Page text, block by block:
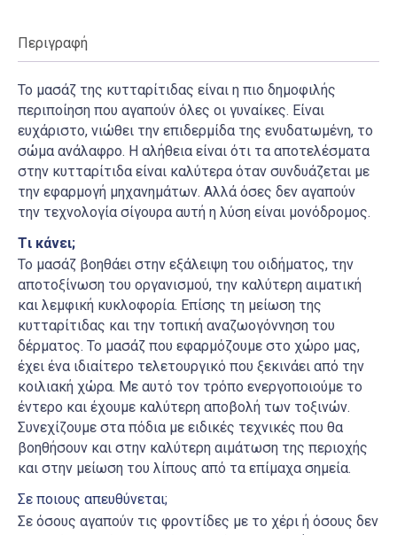
Περιγραφή
Το μασάζ της κυτταρίτιδας είναι η πιο δημοφιλής
περιποίηση που αγαπούν όλες οι γυναίκες. Είναι
ευχάριστο, νιώθει την επιδερμίδα της ενυδατωμένη, το
σώμα ανάλαφρο. Η αλήθεια είναι ότι τα αποτελέσματα
στην κυτταρίτιδα είναι καλύτερα όταν συνδυάζεται με
την εφαρμογή μηχανημάτων. Αλλά όσες δεν αγαπούν
την τεχνολογία σίγουρα αυτή η λύση είναι μονόδρομος.
Tι κάνει;
Το μασάζ βοηθάει στην εξάλειψη του οιδήματος, την
αποτοξίνωση του οργανισμού, την καλύτερη αιματική
και λεμφική κυκλοφορία. Επίσης τη μείωση της
κυτταρίτιδας και την τοπική αναζωογόννηση του
δέρματος. Το μασάζ που εφαρμόζουμε στο χώρο μας,
έχει ένα ιδιαίτερο τελετουργικό που ξεκινάει από την
κοιλιακή χώρα. Με αυτό τον τρόπο ενεργοποιούμε το
έντερο και έχουμε καλύτερη αποβολή των τοξινών.
Συνεχίζουμε στα πόδια με ειδικές τεχνικές που θα
βοηθήσουν και στην καλύτερη αιμάτωση της περιοχής
και στην μείωση του λίπους από τα επίμαχα σημεία.
Σε ποιους απευθύνεται;
Σε όσους αγαπούν τις φροντίδες με το χέρι ή όσους δεν